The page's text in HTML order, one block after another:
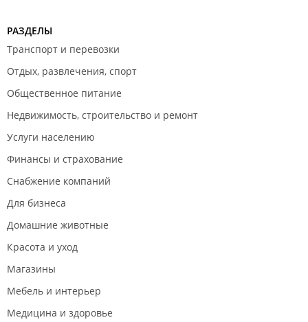
РАЗДЕЛЫ
Транспорт и перевозки
Отдых, развлечения, спорт
Общественное питание
Недвижимость, строительство и ремонт
Услуги населению
Финансы и страхование
Снабжение компаний
Для бизнеса
Домашние животные
Красота и уход
Магазины
Мебель и интерьер
Медицина и здоровье